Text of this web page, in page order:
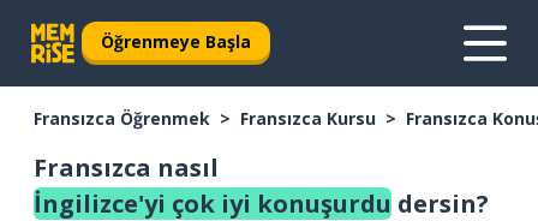
Öğrenmeye Başla
Fransızca Öğrenmek Fransızca Kursu Fransızca
Fransızca nasıl
İngilizce'yi çok iyi konuşurdu dersin?